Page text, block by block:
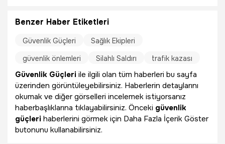
Benzer Haber Etiketleri
Güvenlik Güçleri
Sağlık Ekipleri
güvenlik önlemleri
Silahlı Saldırı trafik kazası
Güvenlik Güçleri ile ilgili olan tüm haberleri bu sayfa
üzerinden görüntüleyebilirsiniz. Haberlerin detaylarını
okumak ve diğer görselleri incelemek istiyorsanız
haberbaşlıklarına tıklayabilirsiniz. Önceki güvenlik
güçleri haberlerini görmek için Daha Fazla İçerik Göster
butonunu kullanabilirsiniz.